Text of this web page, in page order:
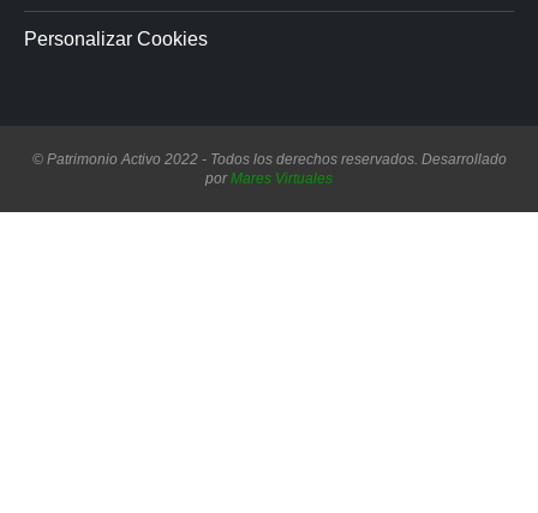
Personalizar Cookies
© Patrimonio Activo 2022 - Todos los derechos reservados. Desarrollado
porMares Virtuales